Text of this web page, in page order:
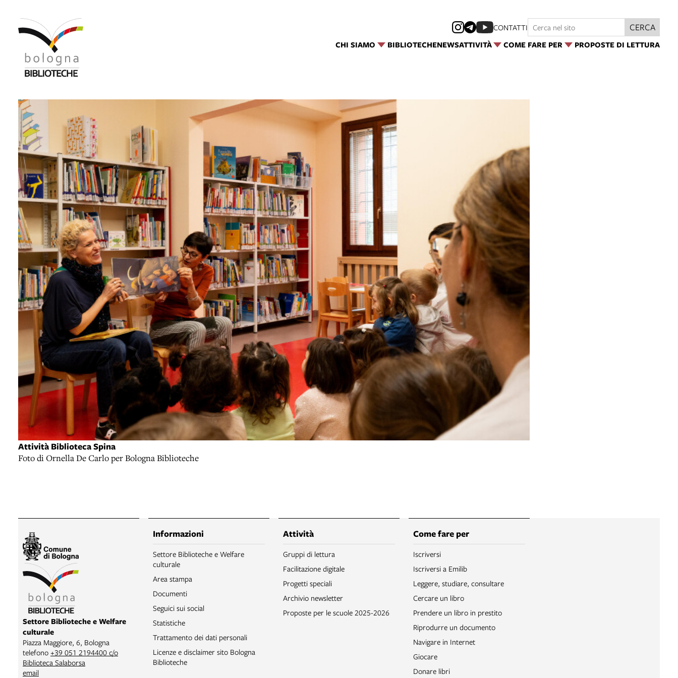
CHI SIAMO BIBLIOTECHENEWSATTIVITÀ COME FARE PER PROPOSTE DI LETTURA
CONTATTI CERCA
Attività Biblioteca Spina
Foto di Ornella De Carlo per Bologna Biblioteche
Settore Biblioteche e Welfare
culturale
Piazza Maggiore, 6, Bologna
telefono +39 051 2194400 c/o
Biblioteca Salaborsa
email
Informazioni
Settore Biblioteche e Welfare
culturale
Area stampa
Documenti
Seguici sui social
Statistiche
Trattamento dei dati personali
Licenze e disclaimer sito Bologna
Biblioteche
Attività
Gruppi di lettura
Facilitazione digitale
Progetti speciali
Archivio newsletter
Proposte per le scuole 2025-2026
Come fare per
Iscriversi
Iscriversi a Emilib
Leggere, studiare, consultare
Cercare un libro
Prendere un libro in prestito
Riprodurre un documento
Navigare in Internet
Giocare
Donare libri